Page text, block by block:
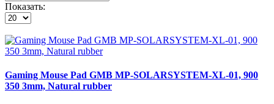
Показать:
Gaming Mouse Pad GMB MP-SOLARSYSTEM-XL-01, 900
350 3mm, Natural rubber